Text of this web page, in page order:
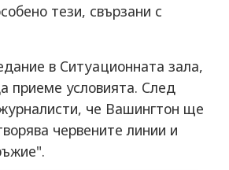
тези, свързани с
в Ситуационната зала,
приеме условията. След
че Вашингтон ще
червените линии и